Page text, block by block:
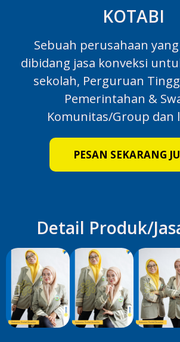
KOTABI
Sebuah perusahaan
dibidang jasa konveksi
sekolah, Perguruan
Pemerintahan &
Komunitas/Group dan
PESAN SEKARANG
Detail Produk/